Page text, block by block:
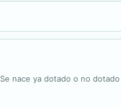
nace ya dotado o no